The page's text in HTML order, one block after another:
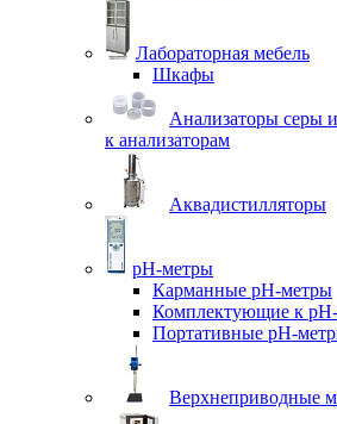
Лабораторная мебель
Шкафы
Анализаторы серы
к анализаторам
Аквадистилляторы
pH-метры
Карманные pH-метры
Комплектующие к
Портативные pH-
Верхнеприводные